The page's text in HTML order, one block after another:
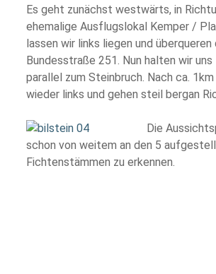
Es geht zunächst westwärts, in
ehemalige Ausflugslokal Kemper /
lassen wir links liegen und überqueren
Bundesstraße 251. Nun halten wir uns
parallel zum Steinbruch. Nach ca.
wieder links und gehen steil bergan
Die
schon von weitem an den 5
Fichtenstämmen zu erkennen.